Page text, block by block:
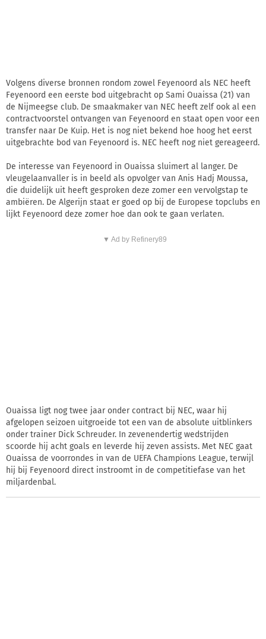
Volgens diverse bronnen rondom zowel Feyenoord als NEC heeft
Feyenoord een eerste bod uitgebracht op Sami Ouaissa (21) van
de Nijmeegse club. De smaakmaker van NEC heeft zelf ook al een
contractvoorstel ontvangen van Feyenoord en staat open voor een
transfer naar De Kuip. Het is nog niet bekend hoe hoog het eerst
uitgebrachte bod van Feyenoord is. NEC heeft nog niet gereageerd.
De interesse van Feyenoord in Ouaissa sluimert al langer. De
vleugelaanvaller is in beeld als opvolger van Anis Hadj Moussa,
die duidelijk uit heeft gesproken deze zomer een vervolgstap te
ambiëren. De Algerijn staat er goed op bij de Europese topclubs en
lijkt Feyenoord deze zomer hoe dan ook te gaan verlaten.
▼ Ad by Refinery89
Ouaissa ligt nog twee jaar onder contract bij NEC, waar hij
afgelopen seizoen uitgroeide tot een van de absolute uitblinkers
onder trainer Dick Schreuder. In zevenendertig wedstrijden
scoorde hij acht goals en leverde hij zeven assists. Met NEC gaat
Ouaissa de voorrondes in van de UEFA Champions League, terwijl
hij bij Feyenoord direct instroomt in de competitiefase van het
miljardenbal.